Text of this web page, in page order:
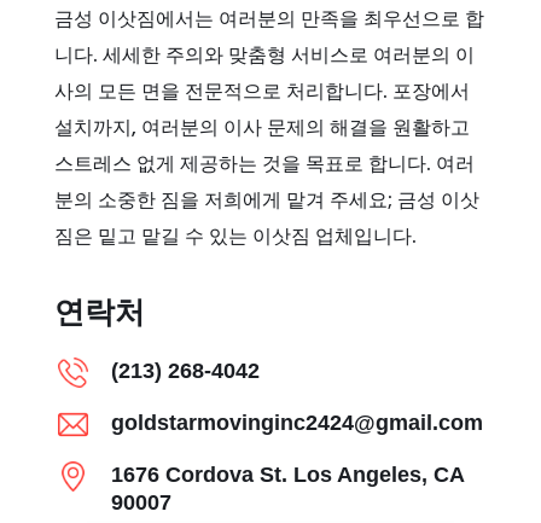
금성 이삿짐에서는 여러분의 만족을 최우선으로 합
니다. 세세한 주의와 맞춤형 서비스로 여러분의 이
사의 모든 면을 전문적으로 처리합니다. 포장에서
설치까지, 여러분의 이사 문제의 해결을 원활하고
스트레스 없게 제공하는 것을 목표로 합니다. 여러
분의 소중한 짐을 저희에게 맡겨 주세요; 금성 이삿
짐은 밑고 맡길 수 있는 이삿짐 업체입니다.
연락처
(213) 268-4042
goldstarmovinginc2424@gmail.com
1676 Cordova St. Los Angeles, CA
90007